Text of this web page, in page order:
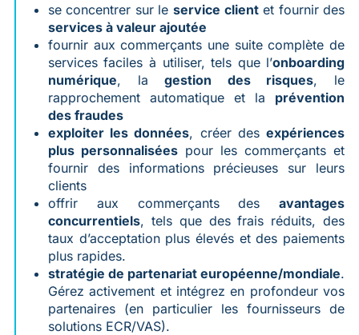
se concentrer sur le service clientet fournir des
services à valeur ajoutée
fournir aux commerçants une suite complète de
services faciles à utiliser, tels que l’onboarding
numérique, lagestion des risques, le
rapprochement automatique et la prévention
des fraudes
exploiter les données, créer desexpériences
plus personnaliséespour les commerçants et
fournir des informations précieuses sur leurs
clients
offrir aux commerçants desavantages
concurrentiels, tels que des frais réduits, des
taux d’acceptation plus élevés et des paiements
plus rapides.
stratégie de partenariat européenne/mondiale.
Gérez activement et intégrez en profondeur vos
partenaires (en particulier les fournisseurs de
solutions ECR/VAS).